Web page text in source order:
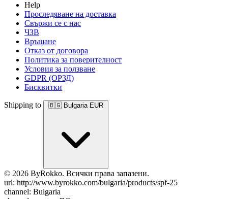
Help
Проследяване на доставка
Свържи се с нас
ЧЗВ
Връщане
Отказ от договора
Политика за поверителност
Условия за ползване
GDPR (ОРЗД)
Бисквитки
Shipping to 🇧🇬 Bulgaria EUR
© 2026 ByRokko. Всички права запазени.
url: http://www.byrokko.com/bulgaria/products/spf-25
channel: Bulgaria